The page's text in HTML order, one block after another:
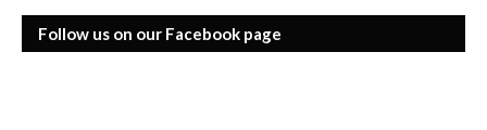
Follow us on our Facebook page